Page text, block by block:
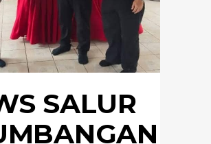
SALUR